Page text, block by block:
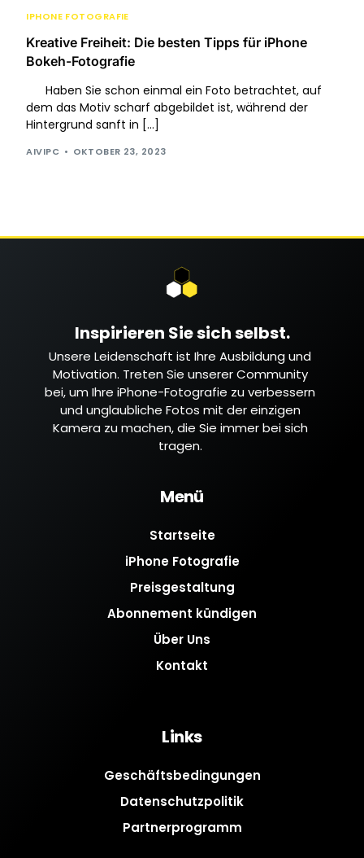
IPHONE FOTOGRAFIE
Kreative Freiheit: Die besten Tipps für iPhone
Bokeh-Fotografie
Haben Sie schon einmal ein Foto betrachtet, auf
dem das Motiv scharf abgebildet ist, während der
Hintergrund sanft in […]
AIVIPC OKTOBER 23, 2023
Inspirieren Sie sich selbst.
Unsere Leidenschaft ist Ihre Ausbildung und
Motivation. Treten Sie unserer Community
bei, um Ihre iPhone-Fotografie zu verbessern
und unglaubliche Fotos mit der einzigen
Kamera zu machen, die Sie immer bei sich
tragen.
Menü
Startseite
iPhone Fotografie
Preisgestaltung
Abonnement kündigen
Über Uns
Kontakt
Links
Geschäftsbedingungen
Datenschutzpolitik
Partnerprogramm